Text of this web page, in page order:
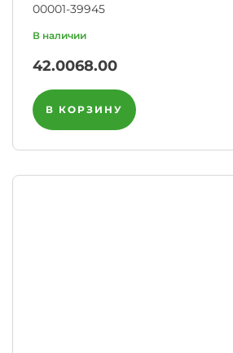
00001-39945
42.0068.00
В КОРЗИНУ